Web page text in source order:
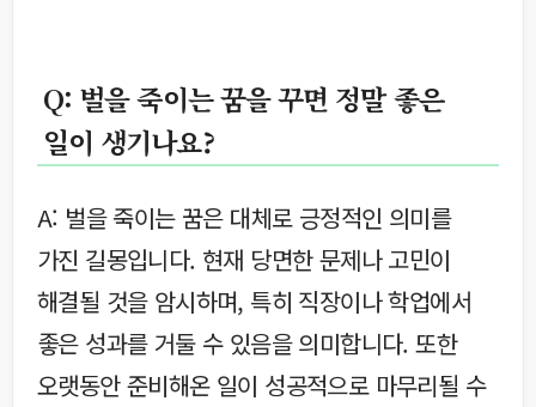
Q: 벌을 죽이는 꿈을 꾸면 정말 좋은
일이 생기나요?
A: 벌을 죽이는 꿈은 대체로 긍정적인 의미를
가진 길몽입니다. 현재 당면한 문제나 고민이
해결될 것을 암시하며, 특히 직장이나 학업에서
좋은 성과를 거둘 수 있음을 의미합니다. 또한
오랫동안 준비해온 일이 성공적으로 마무리될 수